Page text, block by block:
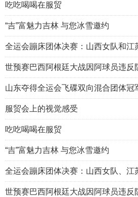
吃吃喝喝在服贸
“吉”富魅力吉林 与您冰雪邀约
全运会蹦床团体决赛：山西女队和江
世预赛巴西阿根廷大战因阿球员违反
山东夺得全运会飞碟双向混合团体冠
服贸会上的视觉感受
吃吃喝喝在服贸
“吉”富魅力吉林 与您冰雪邀约
全运会蹦床团体决赛：山西女队、江
世预赛巴西阿根廷大战因阿球员违反